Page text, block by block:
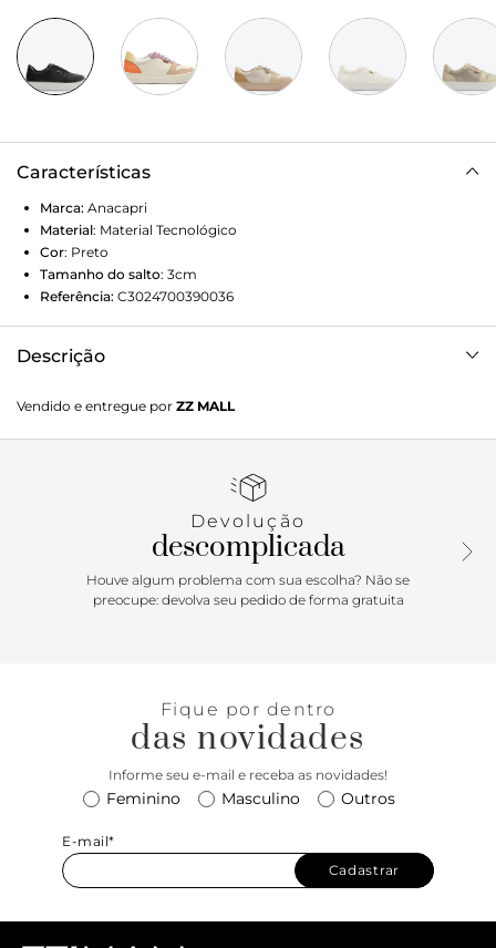
Características
Marca: Anacapri
Material: Material Tecnológico
Cor: Preto
Tamanho do salto: 3cm
Referência: C3024700390036
Descrição
detalhe em design de recortes na biqueira, orelhas e no
calcanhar. Traz aplicação de tecido em lona com brilho
preto e tag marrom lateral com assinatura Anacapri.
Porque Apostar:Com inspiração na noite agitada das
grandes cidades do norte ao sul do Brasil, o tênis de
amarração Anacapri é perfeito para arrematar aquele
lookinho bem urbano e estiloso. Confortável e cheio de
Vendido e entregue por ZZ MALL
Devolução
descomplicada
Houve algum problema com sua escolha? Não se
preocupe: devolva seu pedido de forma gratuita
Fique por dentro
das novidades
Informe seu e-mail e receba as novidades!
Feminino Masculino Outros
E-mail*
Cadastrar